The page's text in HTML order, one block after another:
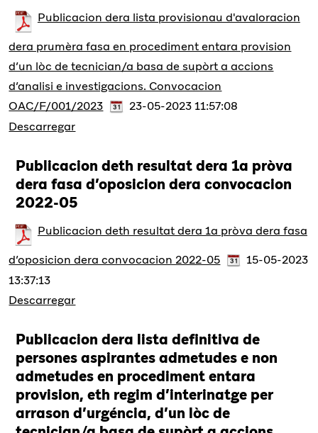
Publicacion dera lista provisionau d'avaloracion
dera prumèra fasa en procediment entara provision
d’un lòc de tecnician/a basa de supòrt a accions
d’analisi e investigacions. Convocacion
OAC/F/001/2023
23-05-2023 11:57:08
Descarregar
Publicacion deth resultat dera 1a pròva
dera fasa d’oposicion dera convocacion
2022-05
Publicacion deth resultat dera 1a pròva dera fasa
d’oposicion dera convocacion 2022-05
15-05-2023
13:37:13
Descarregar
Publicacion dera lista definitiva de
persones aspirantes admetudes e non
admetudes en procediment entara
provision, eth regim d’interinatge per
arrason d’urgéncia, d’un lòc de